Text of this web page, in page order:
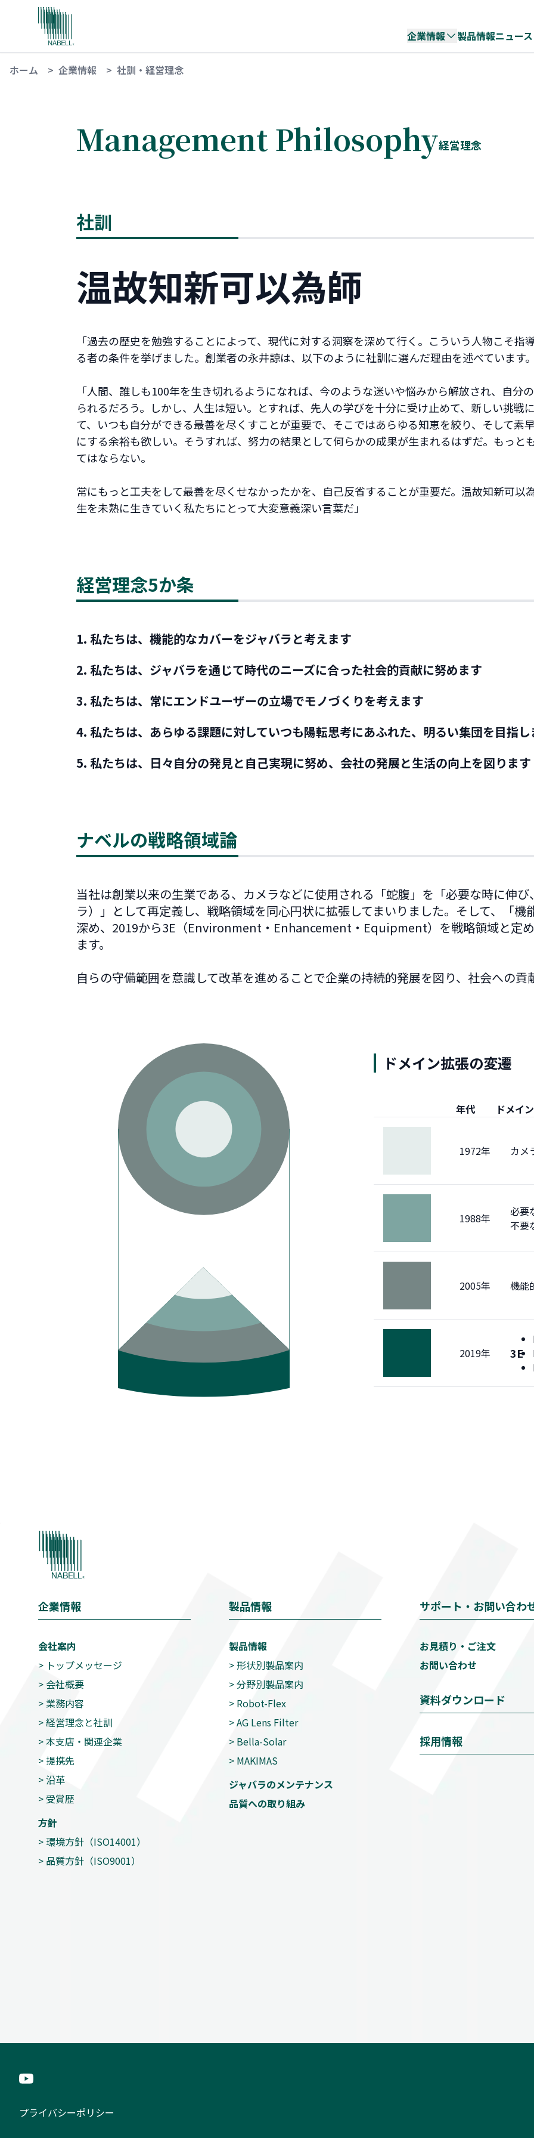
企業情報 製品情報ニュー
ホーム > 企業情報 > 社訓・経営理念
Management Philosophy経営理念
社訓
温故知新可以為師
「過去の歴史を勉強することによって、現代に対する洞察を深めて行く。こういう人物こそ指
る者の条件を挙げました。創業者の永井諒は、以下のように社訓に選んだ理由を述べています
「人間、誰しも100年を生き切れるようになれば、今のような迷いや悩みから解放され、自分
られるだろう。しかし、人生は短い。とすれば、先人の学びを十分に受け止めて、新しい挑戦
て、いつも自分ができる最善を尽くすことが重要で、そこではあらゆる知恵を絞り、そして素
にする余裕も欲しい。そうすれば、努力の結果として何らかの成果が生まれるはずだ。もっと
てはならない。
常にもっと工夫をして最善を尽くせなかったかを、自己反省することが重要だ。温故知新可以
生を未熟に生きていく私たちにとって大変意義深い言葉だ」
経営理念5か条
1. 私たちは、機能的なカバーをジャバラと考えます
2. 私たちは、ジャバラを通じて時代のニーズに合った社会的貢献に努めます
3. 私たちは、常にエンドユーザーの立場でモノづくりを考えます
4. 私たちは、あらゆる課題に対していつも陽転思考にあふれた、明るい集団を目指し
5. 私たちは、日々自分の発見と自己実現に努め、会社の発展と生活の向上を図ります
ナベルの戦略領域論
当社は創業以来の生業である、カメラなどに使用される「蛇腹」を「必要な時に伸
ラ）」として再定義し、戦略領域を同心円状に拡張してまいりました。そして、「
深め、2019から3E（Environment・Enhancement・Equipment）を戦略領域と定
ます。
自らの守備範囲を意識して改革を進めることで企業の持続的発展を図り、社会への貢
ドメイン拡張の変遷
年代 ドメイ
1972年 カメ
1988年
必要
不要
2005年 機能
2019年 3E
企業情報
会社案内
> トップメッセージ
> 会社概要
>業務内容
>経営理念と社訓
>本支店・関連企業
>提携先
> 沿革
> 受賞歴
方針
>環境方針（ISO14001）
> 品質方針（ISO9001）
製品情報
製品情報
>形状別製品案内
>分野別製品案内
> Robot-Flex
>AG Lens Filter
> Bella-Solar
> MAKIMAS
ジャバラのメンテナンス
品質への取り組み
サポート・お問い合わ
お見積り・ご注文
お問い合わせ
資料ダウンロード
採用情報
プライバシーポリシー